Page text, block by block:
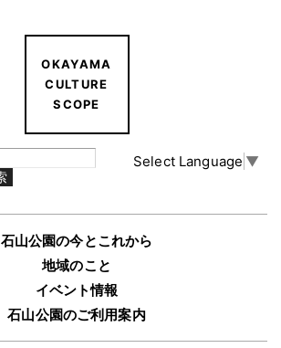
OKAYAMA
CULTURE
SCOPE
Select Language ▼
石山公園の今とこれから
地域のこと
イベント情報
石山公園のご利用案内